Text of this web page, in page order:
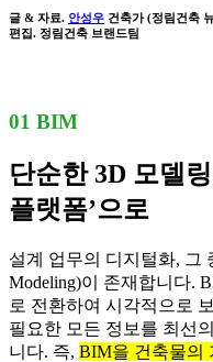
글 & 자료. 안성우 건축가 (정림건축
편집. 정림건축 브랜드팀
01 BIM
단순한 3D 모델
플랫폼’으로
설계 업무의 디지털화, 그
Modeling)이 존재합니다.
로 전환하여 시각적으로
필요한 모든 정보를 최선
니다. 즉, BIM을 건축물의